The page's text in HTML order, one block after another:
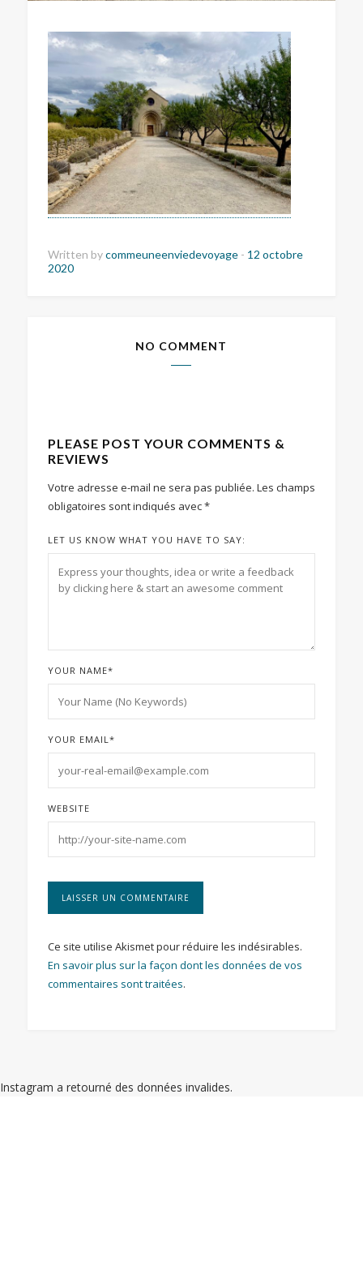
Written bycommeuneenviedevoyage - 12 octobre
2020
NO COMMENT
PLEASE POST YOUR COMMENTS &
REVIEWS
Votre adresse e-mail ne sera pas publiée. Les champs
obligatoires sont indiqués avec*
LET US KNOW WHAT YOU HAVE TO SAY:
YOUR NAME*
YOUR EMAIL*
WEBSITE
Ce site utilise Akismet pour réduire les indésirables.
En savoir plus sur la façon dont les données de vos
commentaires sont traitées.
Instagram a retourné des données invalides.